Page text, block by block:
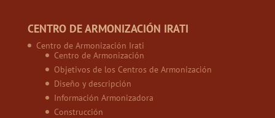
CENTRO DE ARMONIZACIÓN IRATI
Centro de Armonización Irati
Centro de Armonización
Objetivos de los Centros de Armonización
Diseño y descripción
Información Armonizadora
Construcción